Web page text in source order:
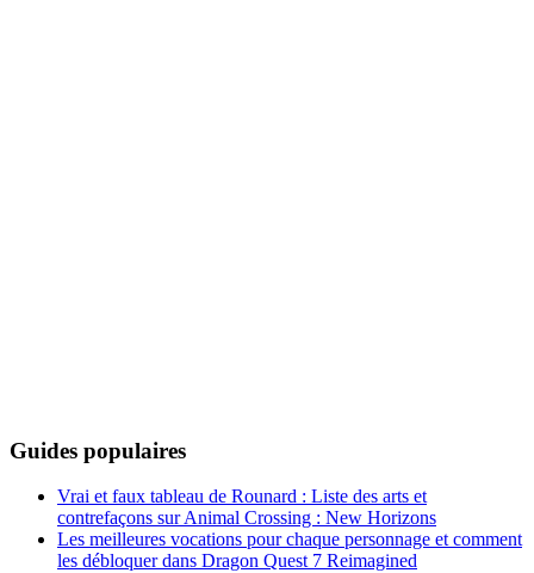
Guides populaires
Vrai et faux tableau de Rounard : Liste des arts et
contrefaçons sur Animal Crossing : New Horizons
Les meilleures vocations pour chaque personnage et comment
les débloquer dans Dragon Quest 7 Reimagined